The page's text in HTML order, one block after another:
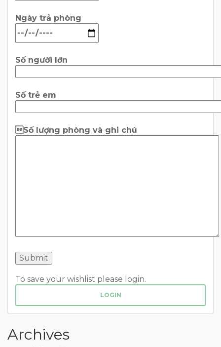
Ngày trả phòng
Số người lớn
Số trẻ em
Số lượng phòng và ghi chú
To save your wishlist please login.
LOGIN
Archives